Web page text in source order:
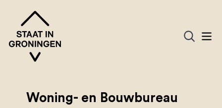
Woning- en Bouwbureau